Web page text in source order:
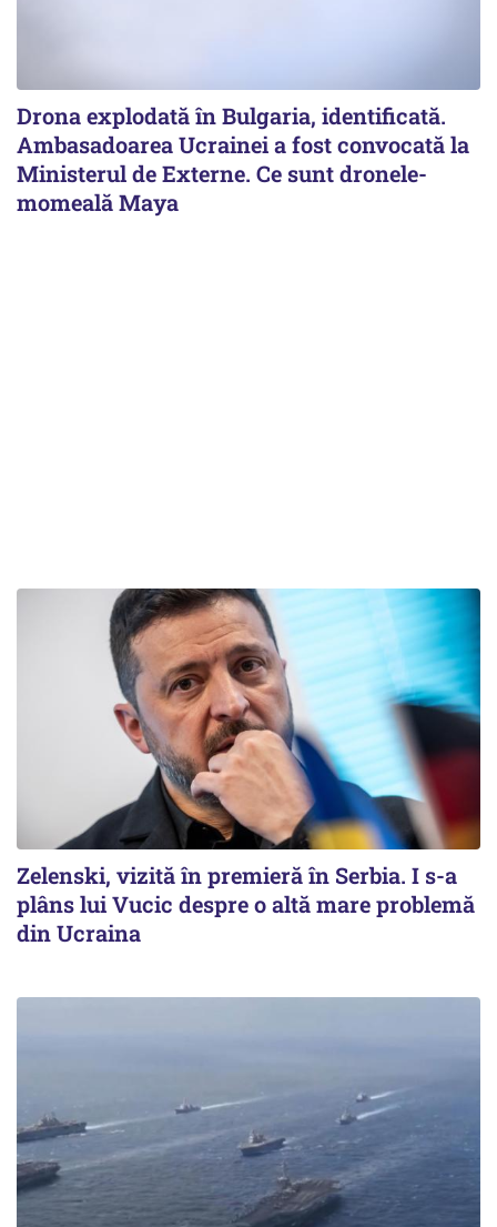
Drona explodată în Bulgaria, identificată.
Ambasadoarea Ucrainei a fost convocată la
Ministerul de Externe. Ce sunt dronele-
momeală Maya
Zelenski, vizită în premieră în Serbia. I s-a
plâns lui Vucic despre o altă mare problemă
din Ucraina